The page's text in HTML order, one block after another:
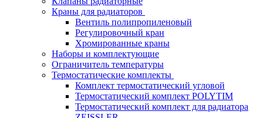
Краны для радиаторов
Вентиль полипропиленовый
Регулировочный кран
Хромированные краны
Наборы и комплектующие
Ограничитель температуры
Термостатические комплекты
Комплект термостатический угловой
Термостатический комплект POLYTIM
Термостатический комплект для радиатора